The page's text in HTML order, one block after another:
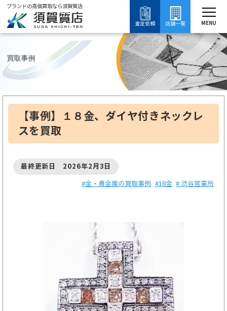
ブランドの高価買取なら須賀質店
査定依頼
店舗一覧 MENU
ブランド買取 金・貴金属買取 18金買取 18金の買取事例
買取事例
【事例】１８金、ダイヤ付きネックレ
スを買取
最終更新日 2026年2月3日
#金・貴金属の買取事例
#18金 # 渋谷営業所